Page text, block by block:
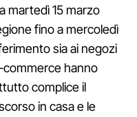
martedì 15 marzo
fino a mercoledì
sia ai negozi
commerce hanno
complice il
in casa e le